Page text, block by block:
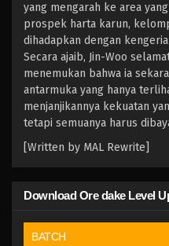
yang mengarah ke area
prospek harta karun,
dihadapkan dengan
Secara ajaib, Jin-Woo
menemukan bahwa ia
antarmuka yang hanya
menjanjikannya kekuatan
tetapi semuanya harus
[Written by MAL Rewrite]
Download Ore dake Level
BATCH